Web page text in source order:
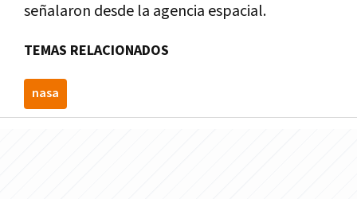
señalaron desde la agencia espacial.
TEMAS RELACIONADOS
nasa